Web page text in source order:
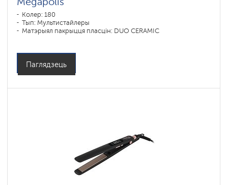
Колер: 180
Тып: Мультистайлеры
Матэрыял пакрыцця пласцін: DUO CERAMIC
Паглядзець